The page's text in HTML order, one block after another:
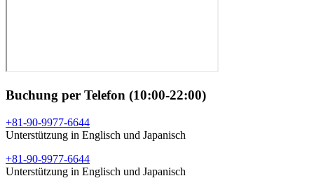
Buchung per Telefon (10:00-22:00)
+81-90-9977-6644
Unterstützung in Englisch und Japanisch
+81-90-9977-6644
Unterstützung in Englisch und Japanisch